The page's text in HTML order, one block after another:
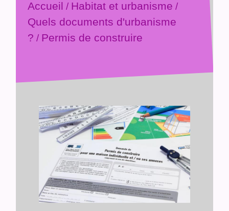
Accueil / Habitat et urbanisme /
Quels documents d'urbanisme
? / Permis de construire